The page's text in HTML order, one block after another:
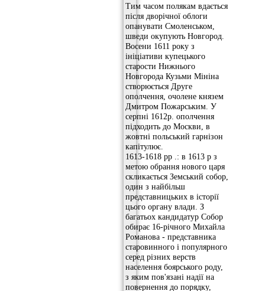
Тим часом полякам вдається
після дворічної облоги
опанувати Смоленськом,
шведи окупують Новгород.
Восени 1611 року з
ініціативи купецького
старости Нижнього
Новгорода Кузьми Мініна
створюється Друге
ополчення, очолене князем
Дмитром Пожарським. У
серпні 1612р. ополчення
підходить до Москви, в
жовтні польський гарнізон
капітулює.
1613-1618 рр .: в 1613 р з
метою обрання нового царя
скликається Земський собор,
один з найбільш
представницьких в історії
цього органу влади. З
багатьох кандидатур Собор
обирає 16-річного Михайла
Романова - представника
старовинного і популярного
серед різних верств
населення боярського роду,
з яким пов'язані надії на
повернення до порядку,